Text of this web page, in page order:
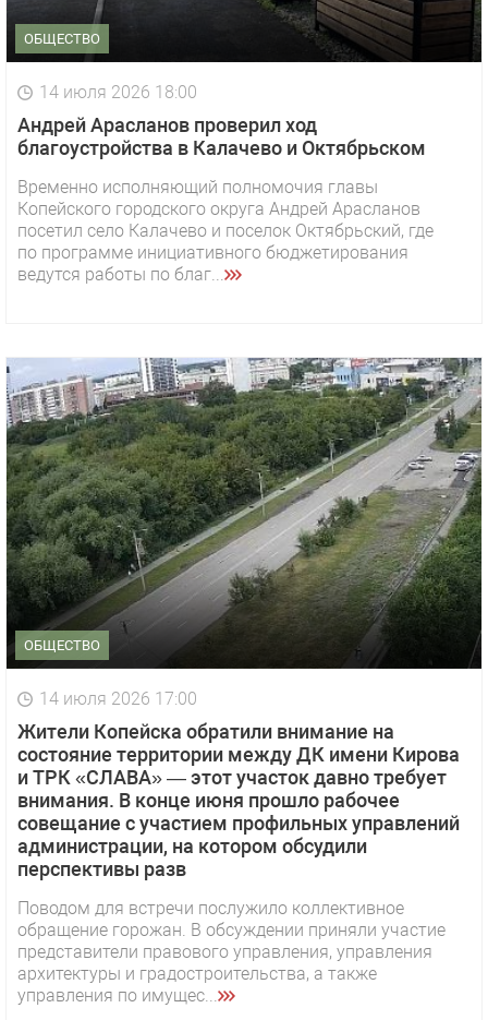
ОБЩЕСТВО
14 июля 2026 18:00
Андрей Арасланов проверил ход
благоустройства в Калачево и Октябрьском
Временно исполняющий полномочия главы
Копейского городского округа Андрей Арасланов
посетил село Калачево и поселок Октябрьский, где
по программе инициативного бюджетирования
ведутся работы по благ...
ОБЩЕСТВО
14 июля 2026 17:00
Жители Копейска обратили внимание на
состояние территории между ДК имени Кирова
и ТРК «СЛАВА» — этот участок давно требует
внимания. В конце июня прошло рабочее
совещание с участием профильных управлений
администрации, на котором обсудили
перспективы разв
Поводом для встречи послужило коллективное
обращение горожан. В обсуждении приняли участие
представители правового управления, управления
архитектуры и градостроительства, а также
управления по имущес...
1 видео СМОТРЕТЬ
29 октября 2025 15:50
«Звезда» Метрана стала главным героем нового